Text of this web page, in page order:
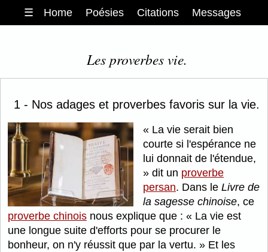
☰ Home Poésies Citations Messages
Les proverbes vie.
1 - Nos adages et proverbes favoris sur la vie.
La vie serait bien
courte si l'espérance ne
lui donnait de l'étendue,
dit un proverbe
persan. Dans le Livre de
la sagesse chinoise, ce
proverbe chinois nous explique que :
La vie est
une longue suite d'efforts pour se procurer le
bonheur, on n'y réussit que par la vertu.
Et les